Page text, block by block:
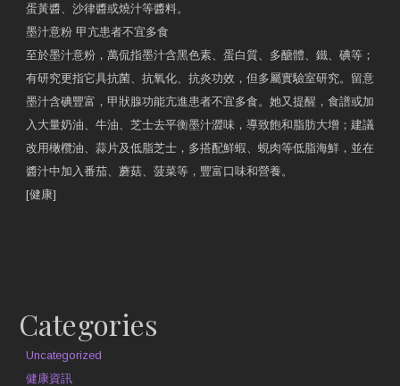
蛋黃醬、沙律醬或燒汁等醬料。
墨汁意粉 甲亢患者不宜多食
至於墨汁意粉，萬侃指墨汁含黑色素、蛋白質、多醣體、鐵、碘等；
有研究更指它具抗菌、抗氧化、抗炎功效，但多屬實驗室研究。留意
墨汁含碘豐富，甲狀腺功能亢進患者不宜多食。她又提醒，食譜或加
入大量奶油、牛油、芝士去平衡墨汁澀味，導致飽和脂肪大增；建議
改用橄欖油、蒜片及低脂芝士，多搭配鮮蝦、蜆肉等低脂海鮮，並在
醬汁中加入番茄、蘑菇、菠菜等，豐富口味和營養。
[健康]
Categories
Uncategorized
健康資訊